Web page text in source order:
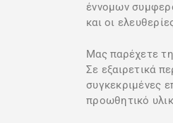
έννομων
και οι
Μας παρέχετε
Σε εξαιρετικά
συγκεκριμένες
προωθητικό